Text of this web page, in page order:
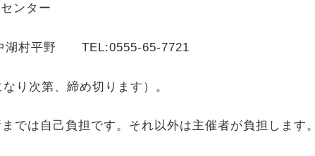
ンター
湖村平野 TEL:0555-65-7721
り次第、締め切ります）。
は自己負担です。それ以外は主催者が負担します。